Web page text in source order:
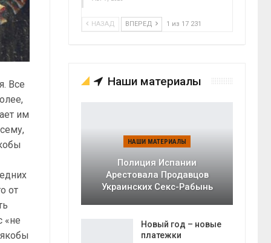
Все
им
от
«не
НАЗАД ВПЕРЕД 1 из 17 231
Наши материалы
НАШИ МАТЕРИАЛЫ
Полиция Испании
Арестовала Продавцов
Украинских Секс-Рабынь
Новый год – новые
платежки